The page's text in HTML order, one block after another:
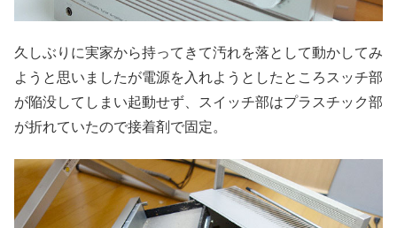
久しぶりに実家から持ってきて汚れを落として動かしてみ
ようと思いましたが電源を入れようとしたところスッチ部
が陥没してしまい起動せず、スイッチ部はプラスチック部
が折れていたので接着剤で固定。